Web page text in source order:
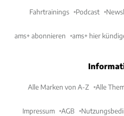
Fahrtrainings Podcast
ams+ abonnieren ams+ hier
Alle Marken von A-Z Alle
Impressum AGB